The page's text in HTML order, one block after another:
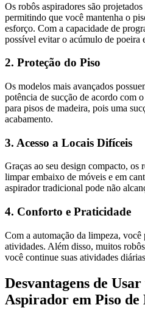
Os robôs aspiradores são
permitindo que você mantenha o
esforço. Com a capacidade de
possível evitar o acúmulo de poeira
2. Proteção do Piso
Os modelos mais avançados
potência de sucção de acordo com
para pisos de madeira, pois uma
acabamento.
3. Acesso a Locais Difíceis
Graças ao seu design compacto, os
limpar embaixo de móveis e em
aspirador tradicional pode não
4. Conforto e Praticidade
Com a automação da limpeza, você
atividades. Além disso, muitos
você continue suas atividades
Desvantagens de
Aspirador em Piso